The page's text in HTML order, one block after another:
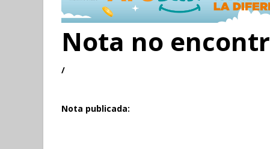
Nota no
/
Nota publicada: